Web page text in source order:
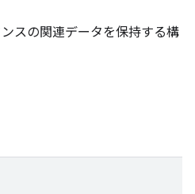
スの関連データを保持する構